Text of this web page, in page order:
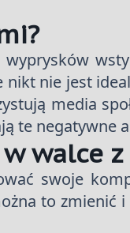
wyprysków
nie jest
media
te negatywne
walce
swoje
to zmienić